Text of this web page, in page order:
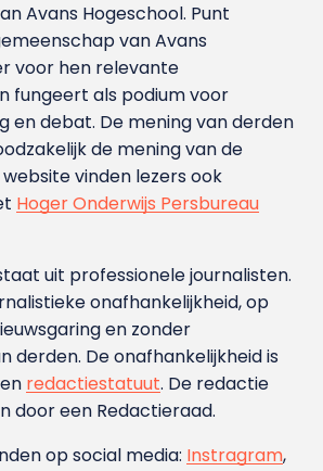
Avans Hoge­school. Punt
van Avans
voor hen relevante
fungeert als podium voor
en debat. De mening van derden
de mening van de
vinden lezers ook
Hoger Onderwijs Persbureau
uit professionele journalisten.
onafhankelijkheid, op
en zonder
derden. De onafhankelijkheid is
redactiestatuut. De redactie
door een Redactieraad.
op social media: Instragram,